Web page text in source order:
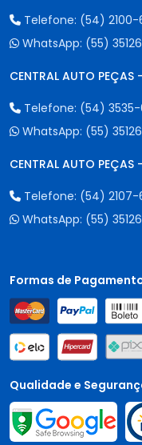
Telefone: (54)
WhatsApp: (55)
CENTRAL AUTO PEÇAS
Telefone: (54)
WhatsApp: (55)
CENTRAL AUTO PEÇAS
Telefone: (54)
WhatsApp: (55)
Formas de
Qualidade e